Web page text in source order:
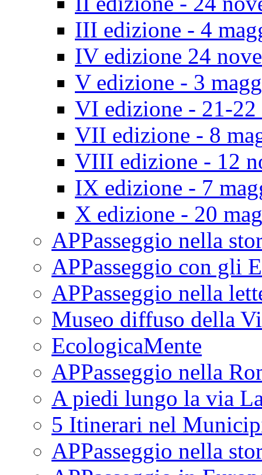
III edizione - 4
IV edizione 24
V edizione - 3
VI edizione - 21-22
VII edizione - 8
VIII edizione - 12
IX edizione - 7
X edizione - 20
APPasseggio nella
APPasseggio con gli
APPasseggio nella
Museo diffuso della
EcologicaMente
APPasseggio nella
A piedi lungo la via
5 Itinerari nel
APPasseggio nella